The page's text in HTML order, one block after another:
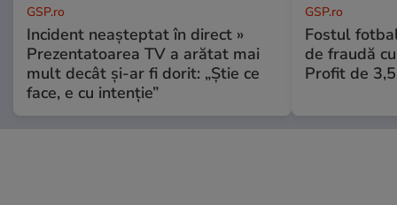
GSP.ro
Incident neașteptat în direct »
Prezentatoarea TV a arătat mai
mult decât și-ar fi dorit: „Știe ce
face, e cu intenție”
GSP.ro
Fostul
de fraudă
Profit de